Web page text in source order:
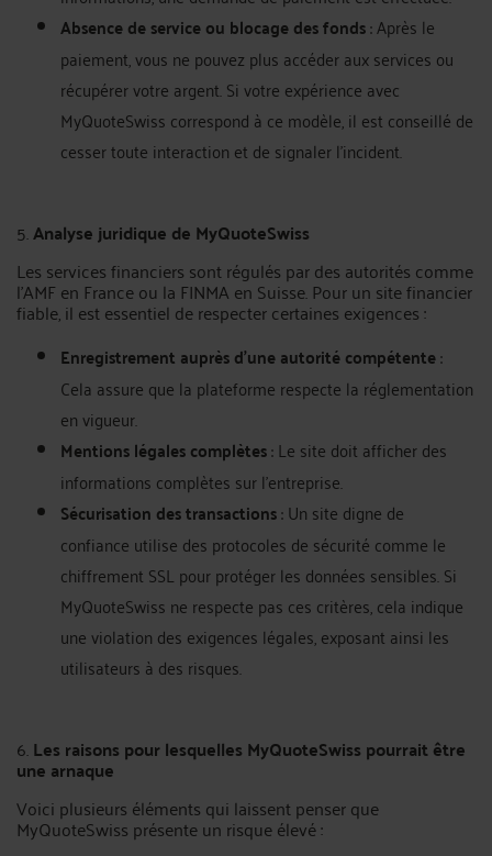
Absence de service ou blocage des fonds: Après le
paiement, vous ne pouvez plus accéder aux services ou
récupérer votre argent. Si votre expérience avec
MyQuoteSwiss correspond à ce modèle, il est conseillé de
cesser toute interaction et de signaler l'incident.
5.Analyse juridique de MyQuoteSwiss
Les services financiers sont régulés par des autorités comme
l'AMF en France ou la FINMA en Suisse. Pour un site financier
fiable, il est essentiel de respecter certaines exigences :
Enregistrement auprès d’une autorité compétente:
Cela assure que la plateforme respecte la réglementation
en vigueur.
Mentions légales complètes: Le site doit afficher des
informations complètes sur l’entreprise.
Sécurisation des transactions: Un site digne de
confiance utilise des protocoles de sécurité comme le
chiffrement SSL pour protéger les données sensibles. Si
MyQuoteSwiss ne respecte pas ces critères, cela indique
une violation des exigences légales, exposant ainsi les
utilisateurs à des risques.
6.Les raisons pour lesquelles MyQuoteSwiss pourrait être
une arnaque
Voici plusieurs éléments qui laissent penser que
MyQuoteSwiss présente un risque élevé :